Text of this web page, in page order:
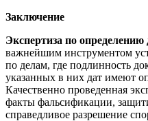
Заключение
Экспертиза по определению
важнейшим инструментом
по делам, где подлинность
указанных в них дат имеют
Качественно проведенная
факты фальсификации,
справедливое разрешение